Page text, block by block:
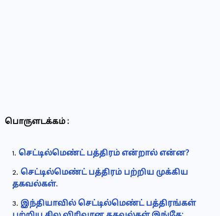
பொருளடக்கம் :
செட்டில்மெண்ட் பத்திரம் என்றால் என்ன?
செட்டில்மெண்ட் பத்திரம் பற்றிய முக்கிய
தகவல்கள்.
இந்தியாவில் செட்டில்மெண்ட் பத்திரங்கள்